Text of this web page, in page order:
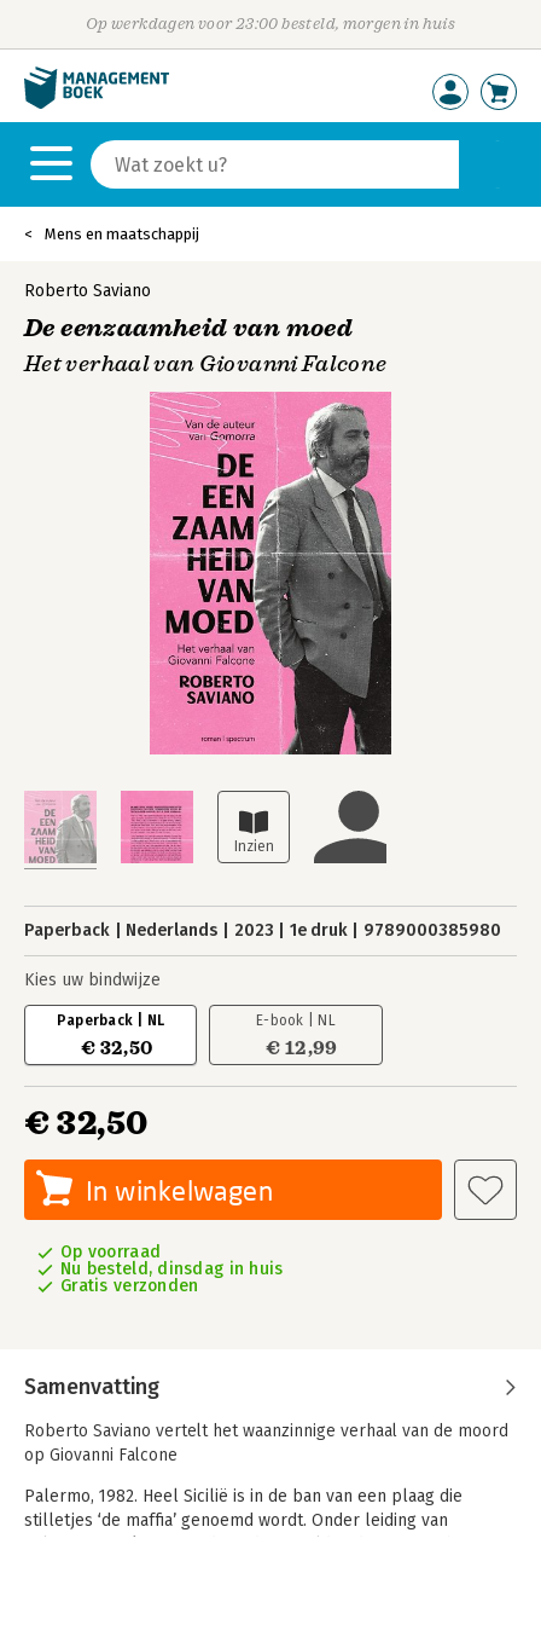
Op werkdagen voor 23:00 besteld, morgen in huis
Mens en maatschappij
Roberto Saviano
De eenzaamheid van moed
Het verhaal van Giovanni Falcone
Paperback Nederlands 2023 1e druk 9789000385980
Kies uw bindwijze
Paperback | NL
€ 32,50
E-book | NL
€ 12,99
€ 32,50
In winkelwagen
Op voorraad
Nu besteld, dinsdag in huis
Gratis verzonden
Samenvatting
Roberto Saviano vertelt het waanzinnige verhaal van de moord
op Giovanni Falcone
Palermo, 1982. Heel Sicilië is in de ban van een plaag die
stilletjes ‘de maffia’ genoemd wordt. Onder leiding van